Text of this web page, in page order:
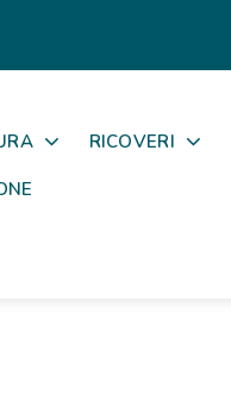
RICOVERI